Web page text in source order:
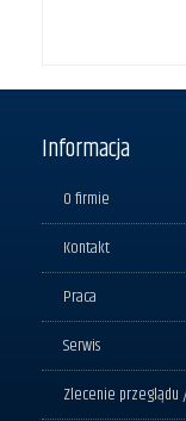
Informacja
O firmie
Kontakt
Praca
Serwis
Zlecenie przeglądu